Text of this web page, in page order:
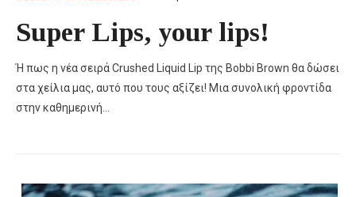
Super Lips, your lips!
Ή πως η νέα σειρά Crushed Liquid Lip της Bobbi Brown θα δώσει
στα χείλια μας, αυτό που τους αξίζει! Μια συνολική φροντίδα
στην καθημερινή…